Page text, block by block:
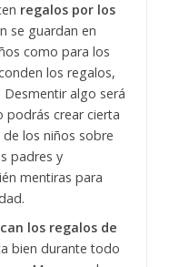
regalos por los
se guardan en
como para los
los regalos,
algo será
podrás crear cierta
los niños sobre
padres y
mentiras para
los regalos de
bien durante todo